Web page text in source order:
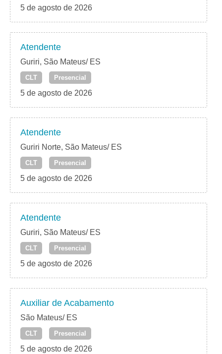
5 de agosto de 2026
Atendente
Guriri, São Mateus/ ES
CLT Presencial
5 de agosto de 2026
Atendente
Guriri Norte, São Mateus/ ES
CLT Presencial
5 de agosto de 2026
Atendente
Guriri, São Mateus/ ES
CLT Presencial
5 de agosto de 2026
Auxiliar de Acabamento
São Mateus/ ES
CLT Presencial
5 de agosto de 2026